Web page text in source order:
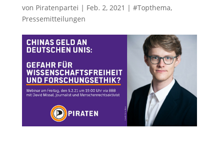
von Piratenpartei | Feb. 2, 2021 | #Topthema,
Pressemitteilungen